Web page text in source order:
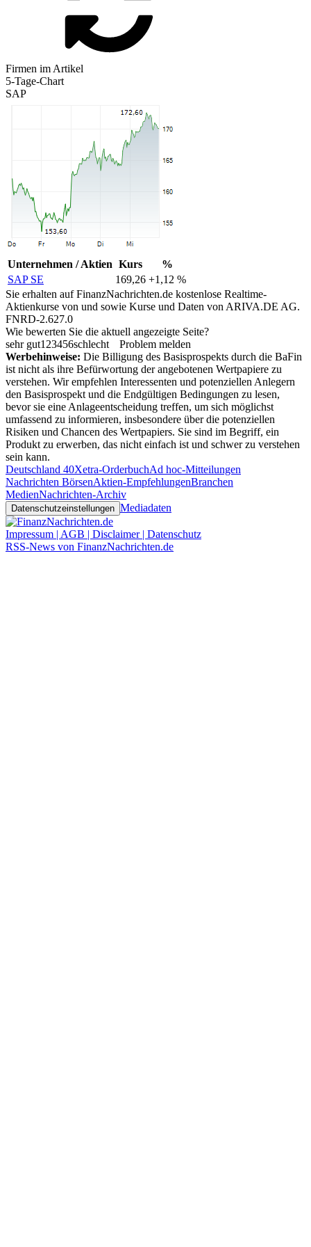
Firmen im Artikel
5-Tage-Chart
SAP
Unternehmen / Aktien Kurs
%
SAP SE
169,26 +1,12 %
Sie erhalten auf FinanzNachrichten.de kostenlose Realtime-
Aktienkurse von und sowie Kurse und Daten von ARIVA.DE AG.
FNRD-2.627.0
Wie bewerten Sie die aktuell angezeigte Seite?
sehr gut1 23456schlecht
Problem melden
Werbehinweise: Die Billigung des Basisprospekts durch die BaFin
ist nicht als ihre Befürwortung der angebotenen Wertpapiere zu
verstehen. Wir empfehlen Interessenten und potenziellen Anlegern
den Basisprospekt und die Endgültigen Bedingungen zu lesen,
bevor sie eine Anlageentscheidung treffen, um sich möglichst
umfassend zu informieren, insbesondere über die potenziellen
Risiken und Chancen des Wertpapiers. Sie sind im Begriff, ein
Produkt zu erwerben, das nicht einfach ist und schwer zu verstehen
sein kann.
Deutschland 40Xetra-OrderbuchAd hoc-Mitteilungen
Nachrichten BörsenAktien-EmpfehlungenBranchen
MedienNachrichten-Archiv
Datenschutzeinstellungen Mediadaten
Impressum | AGB | Disclaimer | Datenschutz
RSS-News von FinanzNachrichten.de